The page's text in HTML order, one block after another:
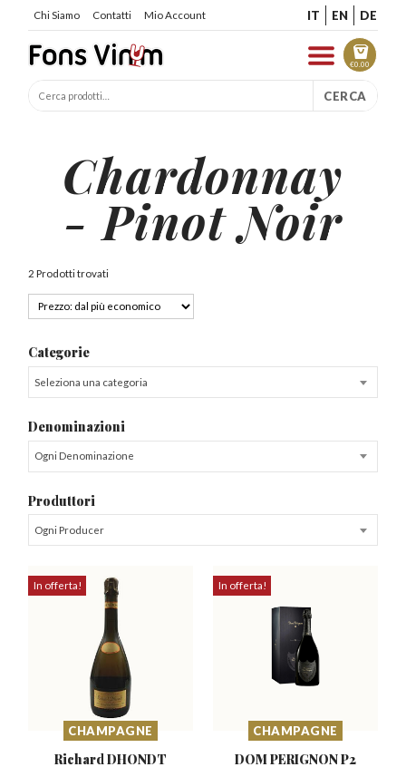
Chi Siamo Contatti Mio Account IT EN DE
€0.00
CERCA
Chardonnay
- Pinot Noir
2 Prodotti trovati
Categorie
Seleziona una categoria
Denominazioni
Ogni Denominazione
Produttori
Ogni Producer
In offerta!
CHAMPAGNE
Richard DHONDT
In offerta!
CHAMPAGNE
DOM PERIGNON P2